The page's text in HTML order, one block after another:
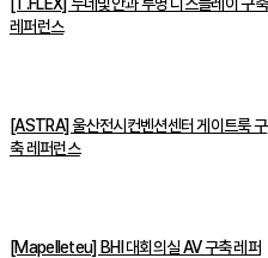
레퍼런스
[ASTRA] 울산전시컨벤션센터 게이트룩 구
축 레퍼런스
[Mapelleteu] BHI 대회의실 AV 구축 레퍼